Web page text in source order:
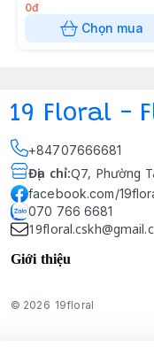
0đ
Chọn mua
19 Floral -
+84707666681
Địa chỉ:Q7, Phường
facebook.com/
070 766 6681
Giới thiệu
© 2026 19floral